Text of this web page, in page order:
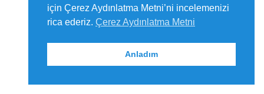
için Çerez Aydınlatma Metni’ni incelemenizi
rica ederiz. Çerez Aydınlatma Metni
Anladım